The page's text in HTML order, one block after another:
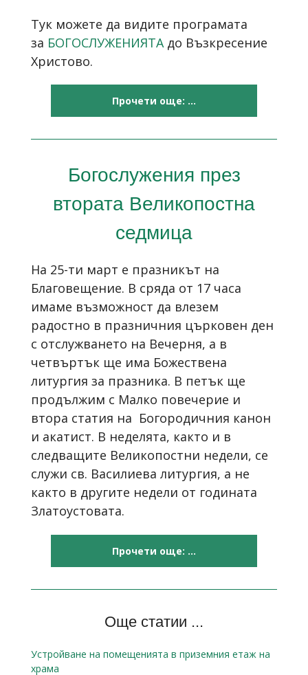
Тук можете да видите програмата
за БОГОСЛУЖЕНИЯТА до Възкресение
Христово.
Прочети още: ...
Богослужения през
втората Великопостна
седмица
На 25-ти март е празникът на
Благовещение. В сряда от 17 часа
имаме възможност да влезем
радостно в празничния църковен ден
с отслужването на Вечерня, а в
четвъртък ще има Божествена
литургия за празника. В петък ще
продължим с Малко повечерие и
втора статия на Богородичния канон
и акатист. В неделята, както и в
следващите Великопостни недели, се
служи св. Василиева литургия, а не
както в другите недели от годината
Златоустовата.
Прочети още: ...
Още статии ...
Устройване на помещенията в приземния етаж на
храма